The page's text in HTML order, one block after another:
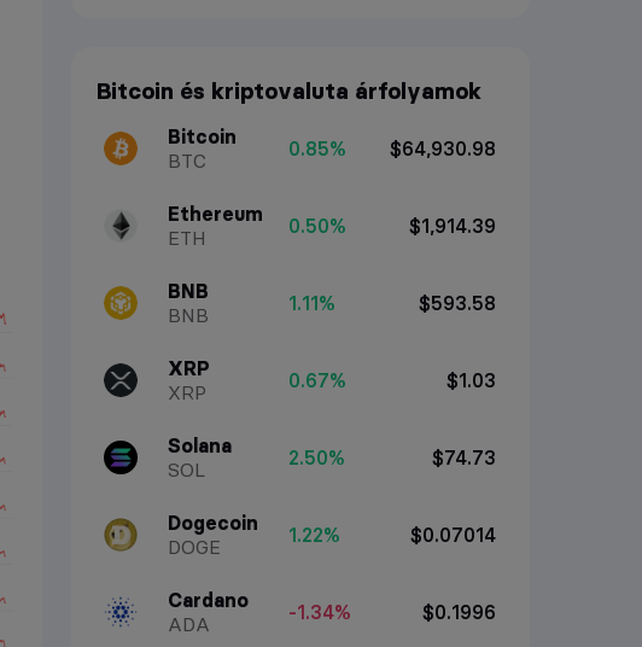
Bitcoin és kriptovaluta árfolyamok
Bitcoin
BTC
0.85% $64,930.98
Ethereum
ETH
0.50% $1,914.39
BNB
BNB
1.11% $593.58
XRP
XRP
0.67% $1.03
Solana
SOL
2.50% $74.73
Dogecoin
DOGE
1.22% $0.07014
Cardano
ADA
-1.34% $0.1996